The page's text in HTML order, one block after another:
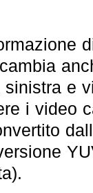
sinistra e
i video